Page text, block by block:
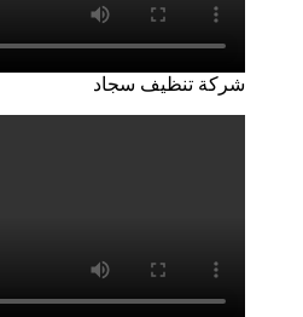
شركة تنظيف سجاد